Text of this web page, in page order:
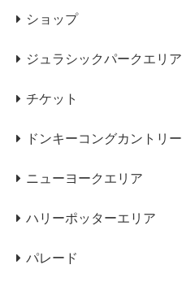
ショップ
ジュラシックパークエリア
チケット
ドンキーコングカントリー
ニューヨークエリア
ハリーポッターエリア
パレード